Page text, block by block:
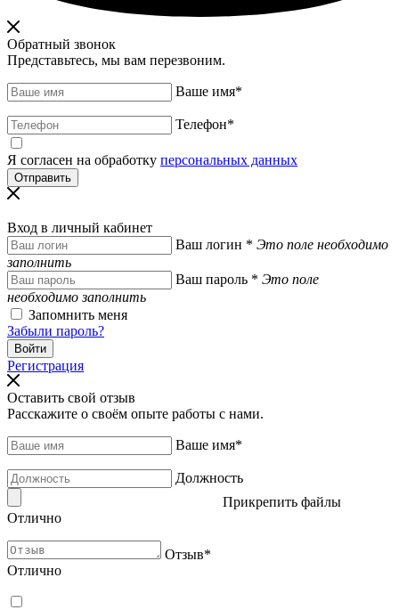
Обратный звонок
Представьтесь, мы вам перезвоним.
Ваше имя*
Телефон*
Я согласен на обработку персональных данных
Вход в личный кабинет
Ваш логин * Это поле необходимо
заполнить
Ваш пароль * Это поле
необходимо заполнить
Запомнить меня
Забыли пароль?
Регистрация
Оставить свой отзыв
Расскажите о своём опыте работы с нами.
Ваше имя*
Должность
Прикрепить файлы
Отлично
Отзыв*
Отлично